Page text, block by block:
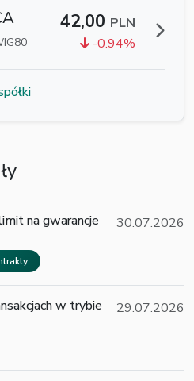
42,00 PLN
-0.94%
na gwarancje
30.07.2026
w trybie
29.07.2026